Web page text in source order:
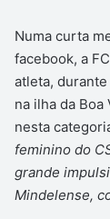
Numa curta
facebook, a
atleta,
na ilha da
nesta
feminino do
grande
Mindelense,